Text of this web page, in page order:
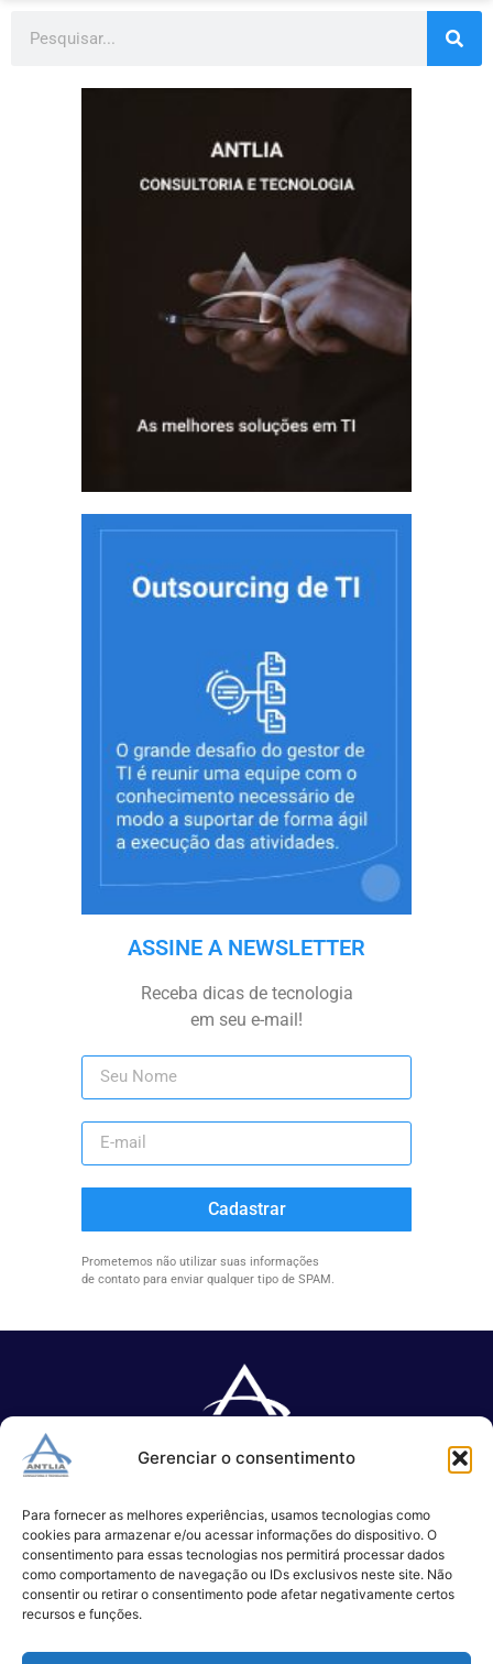
Gerenciar o consentimento
Para fornecer as melhores experiências, usamos tecnologias como
cookies para armazenar e/ou acessar informações do dispositivo. O
consentimento para essas tecnologias nos permitirá processar dados
como comportamento de navegação ou IDs exclusivos neste site. Não
consentir ou retirar o consentimento pode afetar negativamente certos
recursos e funções.
ASSINE A NEWSLETTER
Receba dicas de tecnologia
em seu e-mail!
Cadastrar
Prometemos não utilizar suas informações
de contato para enviar qualquer tipo de SPAM.
TI.
(11) 3017-0999